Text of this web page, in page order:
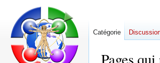
Pages
Catégorie